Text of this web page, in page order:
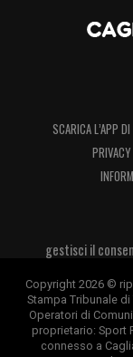
SCARICA L’APP
gestisci il
Copyright 2026 ©
Stampa Tribunale
Operatori di
proprietario: Sport
connesso a